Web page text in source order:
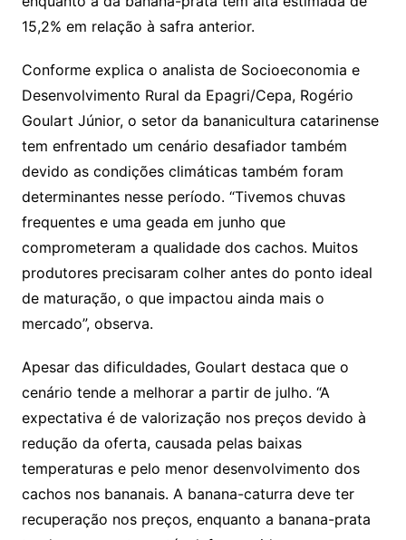
15,2% em relação à safra anterior.
Conforme explica o analista de Socioeconomia e
Desenvolvimento Rural da Epagri/Cepa, Rogério
Goulart Júnior, o setor da bananicultura catarinense
tem enfrentado um cenário desafiador também
devido as condições climáticas também foram
determinantes nesse período. “Tivemos chuvas
frequentes e uma geada em junho que
comprometeram a qualidade dos cachos. Muitos
produtores precisaram colher antes do ponto ideal
de maturação, o que impactou ainda mais o
mercado”, observa.
Apesar das dificuldades, Goulart destaca que o
cenário tende a melhorar a partir de julho. “A
expectativa é de valorização nos preços devido à
redução da oferta, causada pelas baixas
temperaturas e pelo menor desenvolvimento dos
cachos nos bananais. A banana-caturra deve ter
recuperação nos preços, enquanto a banana-prata